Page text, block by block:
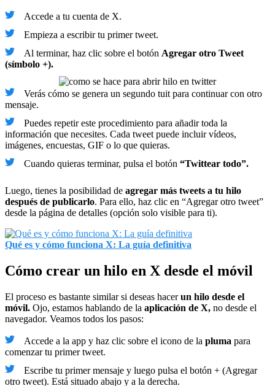
Accede a tu cuenta de X.
Empieza a escribir tu primer tweet.
Al terminar, haz clic sobre el botón Agregar otro Tweet
(símbolo +).
Verás cómo se genera un segundo tuit para continuar con otro
mensaje.
Puedes repetir este procedimiento para añadir toda la
información que necesites. Cada tweet puede incluir vídeos,
imágenes, encuestas, GIF o lo que quieras.
Cuando quieras terminar, pulsa el botón “Twittear todo”.
Luego, tienes la posibilidad de agregar más tweets a tu hilo
después de publicarlo. Para ello, haz clic en “Agregar otro tweet”
desde la página de detalles (opción solo visible para ti).
Qué es y cómo funciona X: La guía definitiva
Cómo crear un hilo en X desde el móvil
El proceso es bastante similar si deseas hacerun hilo desde el
móvil. Ojo, estamos hablando de la aplicación de X, no desde el
navegador. Veamos todos los pasos:
Accede a la app y haz clic sobre el icono de la pluma para
comenzar tu primer tweet.
Escribe tu primer mensaje y luego pulsa el botón + (Agregar
otro tweet). Está situado abajo y a la derecha.